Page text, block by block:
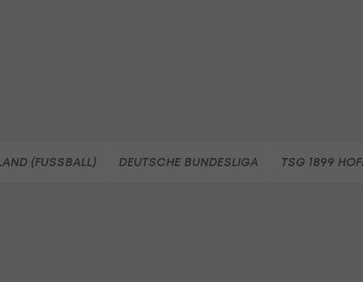
(FUSSBALL) DEUTSCHE BUNDESLIGA TSG 1899